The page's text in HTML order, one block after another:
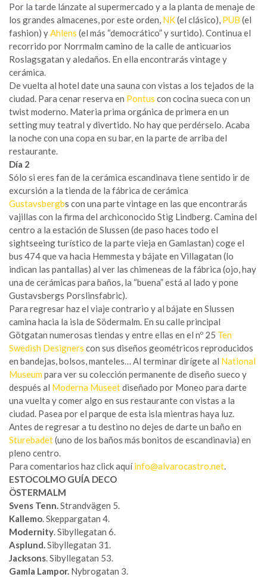
Por la tarde lánzate al supermercado y a la planta de menaje de
los grandes almacenes, por este orden, NK(el clásico), PUB (el
fashion) yAhlens (el más “democrático” y surtido). Continua el
recorrido por Norrmalm camino de la calle de anticuarios
Roslagsgatan y aledaños. En ella encontrarás vintage y
cerámica.
De vuelta al hotel date una sauna con vistas a los tejados de la
ciudad. Para cenar reserva en Pontus con cocina sueca con un
twist moderno. Materia prima orgánica de primera en un
setting muy teatral y divertido. No hay que perdérselo. Acaba
la noche con una copa en su bar, en la parte de arriba del
restaurante.
Día 2
Sólo si eres fan de la cerámica escandinava tiene sentido ir de
excursión a la tienda de la fábrica de cerámica
Gustavsbergbs con una parte vintage en las que encontrarás
vajillas con la firma del archiconocido Stig Lindberg. Camina del
centro a la estación de Slussen (de paso haces todo el
sightseeing turístico de la parte vieja en Gamlastan) coge el
bus 474 que va hacia Hemmesta y bájate en Villagatan (lo
indican las pantallas) al ver las chimeneas de la fábrica (ojo, hay
una de cerámicas para baños, la “buena” está al lado y pone
Gustavsbergs Porslinsfabric).
Para regresar haz el viaje contrario y al bájate en Slussen
camina hacia la isla de Södermalm. En su calle principal
Götgatan numerosas tiendas y entre ellas en el nº 25 Ten
Swedish Designers con sus diseños geométricos reproducidos
en bandejas, bolsos, manteles… Al terminar dirígete al National
Museumpara ver su colección permanente de diseño sueco y
después al Moderna Museetdiseñado por Moneo para darte
una vuelta y comer algo en sus restaurante con vistas a la
ciudad. Pasea por el parque de esta isla mientras haya luz.
Antes de regresar a tu destino no dejes de darte un baño en
Sturebadet(uno de los baños más bonitos de escandinavia) en
pleno centro.
Para comentarios haz click aquíinfo@alvarocastro.net.
ESTOCOLMO GUÍA DECO
ÖSTERMALM
Svens Tenn.Strandvägen 5.
Kallemo. Skeppargatan 4.
Modernity. Sibyllegatan 6.
Asplund.Sibyllegatan 31.
Jacksons. Sibyllegatan 53.
Gamla Lampor. Nybrogatan 3.